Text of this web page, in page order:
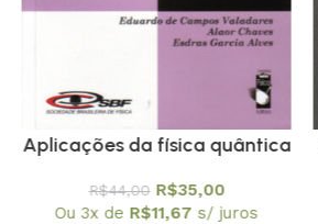
Aplicações da física quântica
nanotecnologia – Coleção
R$44,00 R$35,00
Ou 3x de R$11,67 s/ juros